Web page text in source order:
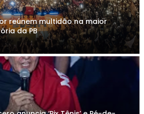
reúnem multidão na maior
da PB